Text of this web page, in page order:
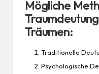
Mögliche
Träumen:
Traditionelle
Psychologische